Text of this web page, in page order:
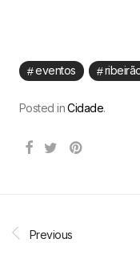
eventos
Posted inCidade.
Previous